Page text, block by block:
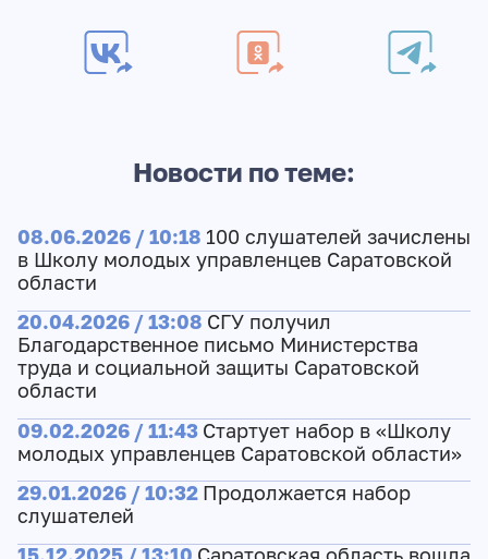
Новости по теме:
08.06.2026 / 10:18 100 слушателей зачислены
в Школу молодых управленцев Саратовской
области
20.04.2026 / 13:08 СГУ получил
Благодарственное письмо Министерства
труда и социальной защиты Саратовской
области
09.02.2026 / 11:43 Стартует набор в «Школу
молодых управленцев Саратовской области»
29.01.2026 / 10:32 Продолжается набор
слушателей